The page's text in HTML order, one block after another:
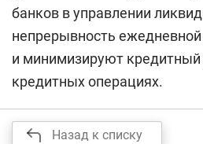
банков в управлении
непрерывность
и минимизируют
кредитных операциях.
Назад к списку